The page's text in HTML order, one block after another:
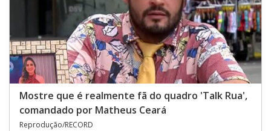
Mostre que é realmente fã do quadro 'Talk Rua',
comandado por Matheus Ceará
Reprodução/RECORD